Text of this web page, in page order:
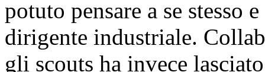
potuto pensare a se stesso
dirigente industriale.
gli scouts ha invece